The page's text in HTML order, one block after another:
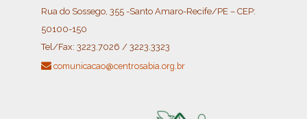
Rua do Sossego, 355 -Santo Amaro-Recife/PE – CEP:
50100-150
Tel/Fax: 3223.7026 / 3223.3323
comunicacao@centrosabia.org.br